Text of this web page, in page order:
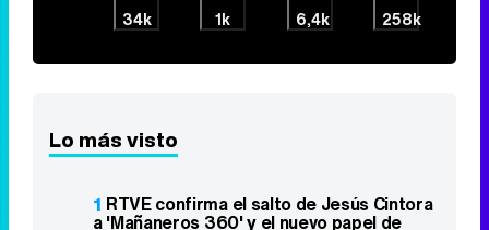
Este coche te hará olvidar el sofá de tu
Síguenos